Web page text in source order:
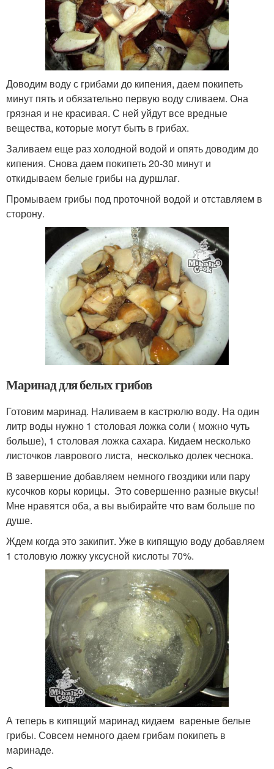
Доводим воду с грибами до кипения, даем покипеть
минут пять и обязательно первую воду сливаем. Она
грязная и не красивая. С ней уйдут все вредные
вещества, которые могут быть в грибах.
Заливаем еще раз холодной водой и опять доводим до
кипения. Снова даем покипеть 20-30 минут и
откидываем белые грибы на дуршлаг.
Промываем грибы под проточной водой и отставляем в
сторону.
Маринад для белых грибов
Готовим маринад. Наливаем в кастрюлю воду. На один
литр воды нужно 1 столовая ложка соли ( можно чуть
больше), 1 столовая ложка сахара. Кидаем несколько
листочков лаврового листа, несколько долек чеснока.
В завершение добавляем немного гвоздики или пару
кусочков коры корицы. Это совершенно разные вкусы!
Мне нравятся оба, а вы выбирайте что вам больше по
душе.
Ждем когда это закипит. Уже в кипящую воду добавляем
1 столовую ложку уксусной кислоты 70%.
А теперь в кипящий маринад кидаем вареные белые
грибы. Совсем немного даем грибам покипеть в
маринаде.